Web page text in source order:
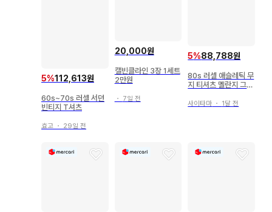
5%112,613원
60s~70s 러셀 서던
빈티지 T셔츠
효고 ・ 29일 전
20,000원
캘빈클라인 3장 1세트
2만원
・ 7일 전
5%88,788원
80s 러셀 애슬레틱 무
지 티셔츠 멜란지 그레
사이타마 ・ 1달 전